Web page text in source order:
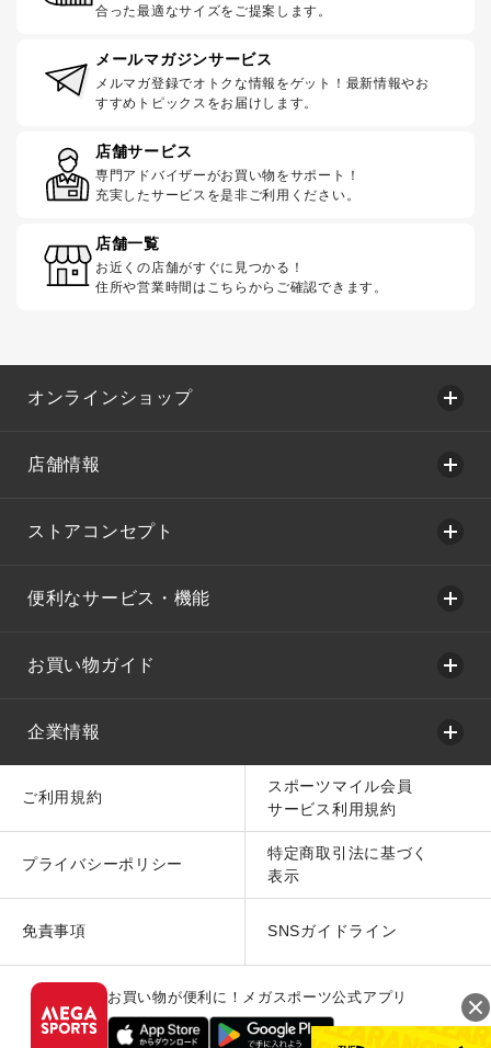
合った最適なサイズをご提案します。
メールマガジンサービス
メルマガ登録でオトクな情報をゲット！最新情報やお
すすめトピックスをお届けします。
店舗サービス
専門アドバイザーがお買い物をサポート！
充実したサービスを是非ご利用ください。
店舗一覧
お近くの店舗がすぐに見つかる！
住所や営業時間はこちらからご確認できます。
オンラインショップ
店舗情報
ストアコンセプト
便利なサービス・機能
お買い物ガイド
企業情報
ご利用規約
スポーツマイル会員
サービス利用規約
プライバシーポリシー
特定商取引法に基づく
表示
免責事項 SNSガイドライン
お買い物が便利に！メガスポーツ公式アプリ